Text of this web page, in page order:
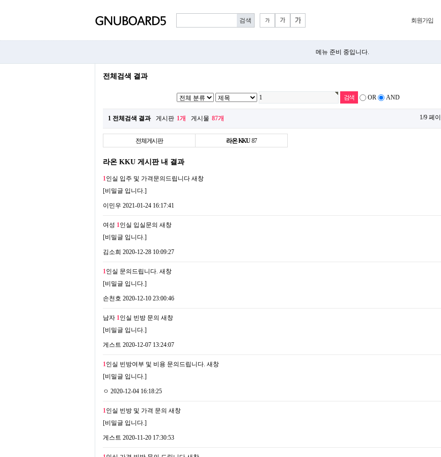
회원가입
메뉴 준비 중입니다.
전체검색 결과
OR AND
1 전체검색 결과 게시판 1개 게시물 87개 1/9 페
전체게시판 라온 KKU 87
라온 KKU 게시판 내 결과
1인실 입주 및 가격문의드립니다 새창
[비밀글 입니다.]
이민우 2021-01-24 16:17:41
여성 1인실 입실문의 새창
[비밀글 입니다.]
김소희 2020-12-28 10:09:27
1인실 문의드립니다. 새창
[비밀글 입니다.]
손천호 2020-12-10 23:00:46
남자 1인실 빈방 문의 새창
[비밀글 입니다.]
게스트 2020-12-07 13:24:07
1인실 빈방여부 및 비용 문의드립니다. 새창
[비밀글 입니다.]
ㅇ 2020-12-04 16:18:25
1인실 빈방 및 가격 문의 새창
[비밀글 입니다.]
게스트 2020-11-20 17:30:53